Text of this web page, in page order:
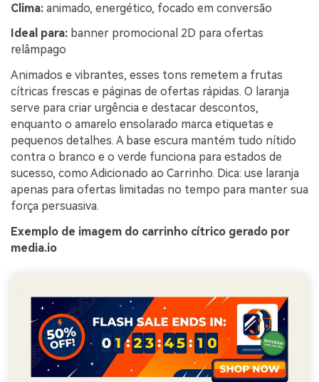
Clima: animado, energético, focado em conversão
Ideal para: banner promocional 2D para ofertas
relâmpago
Animados e vibrantes, esses tons remetem a frutas
cítricas frescas e páginas de ofertas rápidas. O laranja
serve para criar urgência e destacar descontos,
enquanto o amarelo ensolarado marca etiquetas e
pequenos detalhes. A base escura mantém tudo nítido
contra o branco e o verde funciona para estados de
sucesso, como Adicionado ao Carrinho. Dica: use laranja
apenas para ofertas limitadas no tempo para manter sua
força persuasiva.
Exemplo de imagem do carrinho cítrico gerado por
media.io